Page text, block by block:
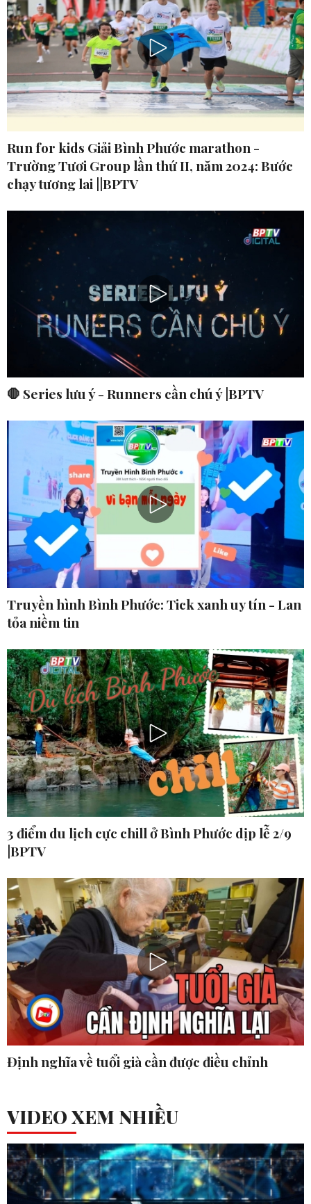
Run for kids Giải Bình Phước marathon -
Trường Tươi Group lần thứ II, năm 2024: Bước
chạy tương lai ||BPTV
🛑 Series lưu ý - Runners cần chú ý |BPTV
Truyền hình Bình Phước: Tick xanh uy tín - Lan
tỏa niềm tin
3 điểm du lịch cực chill ở Bình Phước dịp lễ 2/9
|BPTV
Định nghĩa về tuổi già cần được điều chỉnh
VIDEO XEM NHIỀU